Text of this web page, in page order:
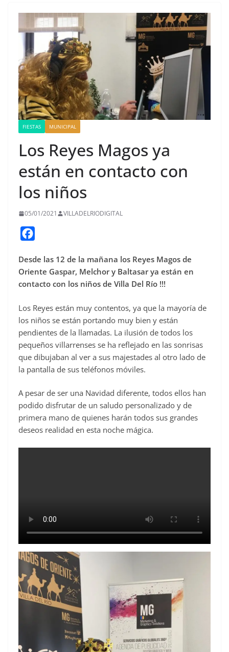
FIESTAS MUNICIPAL
Los Reyes Magos ya
están en contacto con
los niños
05/01/2021 VILLADELRIODIGITAL
c
e
o
o
k
Desde las 12 de la mañana los Reyes Magos de
Oriente Gaspar, Melchor y Baltasar ya están en
contacto con los niños de Villa Del Río !!!
Los Reyes están muy contentos, ya que la mayoría de
los niños se están portando muy bien y están
pendientes de la llamadas. La ilusión de todos los
pequeños villarrenses se ha reflejado en las sonrisas
que dibujaban al ver a sus majestades al otro lado de
la pantalla de sus teléfonos móviles.
A pesar de ser una Navidad diferente, todos ellos han
podido disfrutar de un saludo personalizado y de
primera mano de quienes harán todos sus grandes
deseos realidad en esta noche mágica.